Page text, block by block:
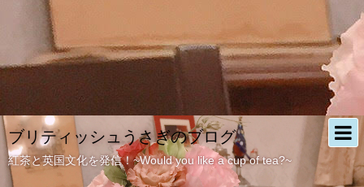
ブリティッシュうさぎのブログ
紅茶と英国文化を発信！~Would you like a cup of tea?~